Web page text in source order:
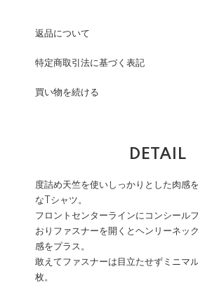
返品について
特定商取引法に基づく表記
買い物を続ける
DETAIL
度詰め天竺を使いしっかりとした肉感
なTシャツ。
フロントセンターラインにコンシール
おりファスナーを開くとヘンリーネッ
感をプラス。
敢えてファスナーは目立たせずミニマ
枚。